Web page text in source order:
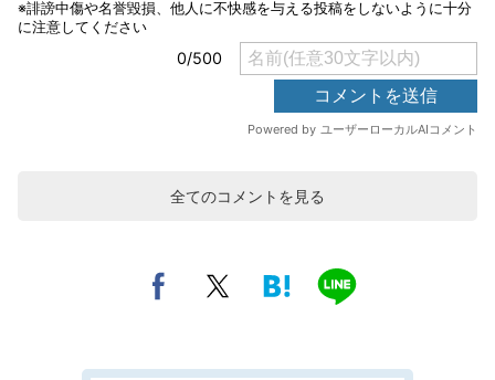
全てのコメントを見る